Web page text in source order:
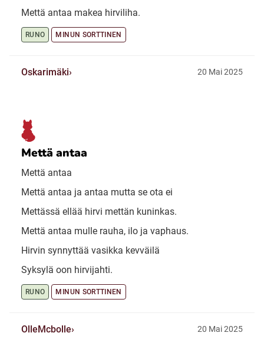
Mettä antaa makea hirviliha.
RUNO MINUN SORTTINEN
Oskarimäki 20 Mai 2025
Mettä antaa
Mettä antaa
Mettä antaa ja antaa mutta se ota ei
Mettässä ellää hirvi mettän kuninkas.
Mettä antaa mulle rauha, ilo ja vaphaus.
Hirvin synnyttää vasikka kevväilä
Syksylä oon hirvijahti.
RUNO MINUN SORTTINEN
OlleMcbolle 20 Mai 2025